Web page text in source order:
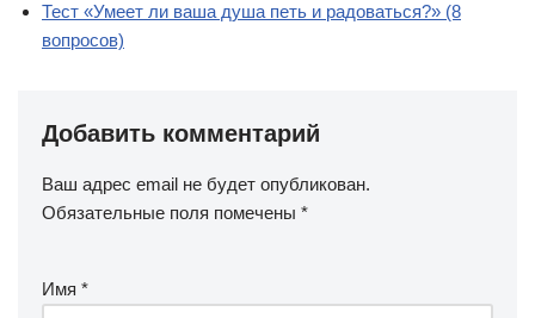
Тест «Умеет ли ваша душа петь и радоваться?» (8
вопросов)
Добавить комментарий
Ваш адрес email не будет опубликован.
Обязательные поля помечены *
Имя *